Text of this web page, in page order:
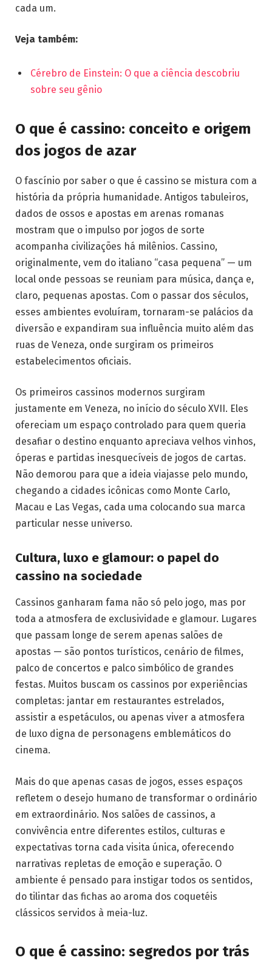
cada um.
Veja também:
Cérebro de Einstein: O que a ciência descobriu
sobre seu gênio
O que é cassino: conceito e origem
dos jogos de azar
O fascínio por saber o que é cassino se mistura com a
história da própria humanidade. Antigos tabuleiros,
dados de ossos e apostas em arenas romanas
mostram que o impulso por jogos de sorte
acompanha civilizações há milênios. Cassino,
originalmente, vem do italiano “casa pequena” — um
local onde pessoas se reuniam para música, dança e,
claro, pequenas apostas. Com o passar dos séculos,
esses ambientes evoluíram, tornaram-se palácios da
diversão e expandiram sua influência muito além das
ruas de Veneza, onde surgiram os primeiros
estabelecimentos oficiais.
Os primeiros cassinos modernos surgiram
justamente em Veneza, no início do século XVII. Eles
ofereciam um espaço controlado para quem queria
desafiar o destino enquanto apreciava velhos vinhos,
óperas e partidas inesquecíveis de jogos de cartas.
Não demorou para que a ideia viajasse pelo mundo,
chegando a cidades icônicas como Monte Carlo,
Macau e Las Vegas, cada uma colocando sua marca
particular nesse universo.
Cultura, luxo e glamour: o papel do
cassino na sociedade
Cassinos ganharam fama não só pelo jogo, mas por
toda a atmosfera de exclusividade e glamour. Lugares
que passam longe de serem apenas salões de
apostas — são pontos turísticos, cenário de filmes,
palco de concertos e palco simbólico de grandes
festas. Muitos buscam os cassinos por experiências
completas: jantar em restaurantes estrelados,
assistir a espetáculos, ou apenas viver a atmosfera
de luxo digna de personagens emblemáticos do
cinema.
Mais do que apenas casas de jogos, esses espaços
refletem o desejo humano de transformar o ordinário
em extraordinário. Nos salões de cassinos, a
convivência entre diferentes estilos, culturas e
expectativas torna cada visita única, oferecendo
narrativas repletas de emoção e superação. O
ambiente é pensado para instigar todos os sentidos,
do tilintar das fichas ao aroma dos coquetéis
clássicos servidos à meia-luz.
O que é cassino: segredos por trás